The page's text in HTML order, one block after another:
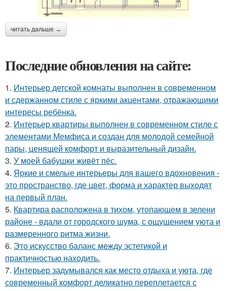
читать дальше →
Последние обновления на сайте:
1. Интерьер детской комнаты выполнен в современном
и сдержанном стиле с яркими акцентами, отражающими
интересы ребёнка.
2. Интерьер квартиры выполнен в современном стиле с
элементами Мемфиса и создан для молодой семейной
пары, ценящей комфорт и выразительный дизайн.
3. У моей бабушки живёт пёс.
4. Яркие и смелые интерьеры для вашего вдохновения -
это пространство, где цвет, форма и характер выходят
на первый план.
5. Квартира расположена в тихом, утопающем в зелени
районе - вдали от городского шума, с ощущением уюта и
размеренного ритма жизни.
6. Это искусство баланс между эстетикой и
практичностью находить.
7. Интерьер задумывался как место отдыха и уюта, где
современный комфорт деликатно переплетается с